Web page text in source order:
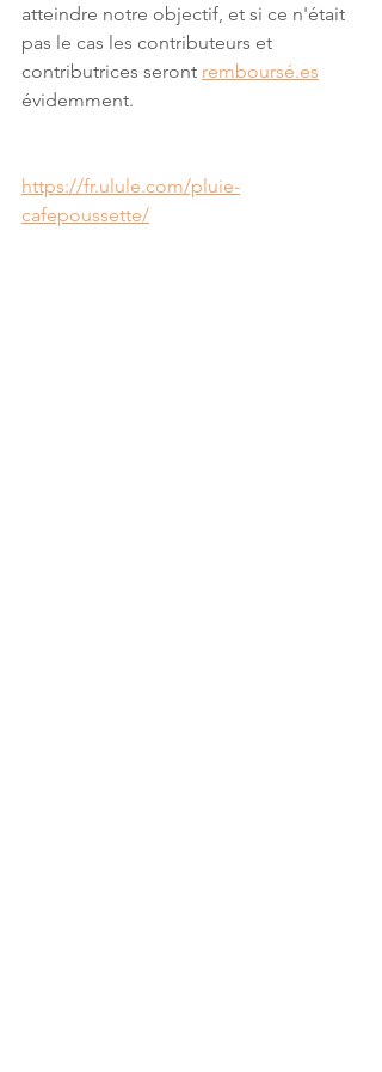
atteindre notre objectif, et si ce n'était
pas le cas les contributeurs et
contributrices seront remboursé.es
évidemment.
https://fr.ulule.com/pluie-
cafepoussette/